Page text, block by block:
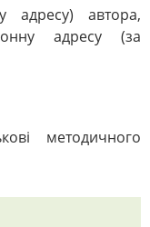
адресу) автора,
адресу (за
методичного